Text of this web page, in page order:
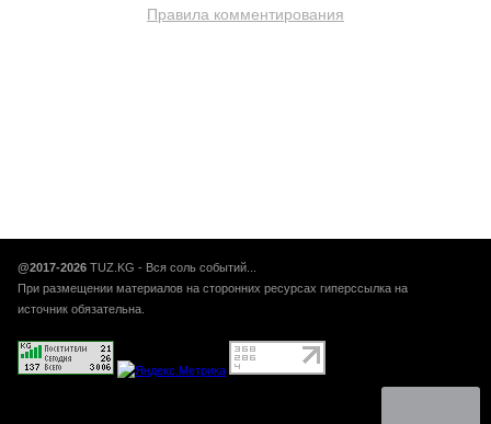
Правила комментирования
@2017-2026 TUZ.KG - Вся соль событий...
При размещении материалов на сторонних ресурсах гиперссылка на
источник обязательна.